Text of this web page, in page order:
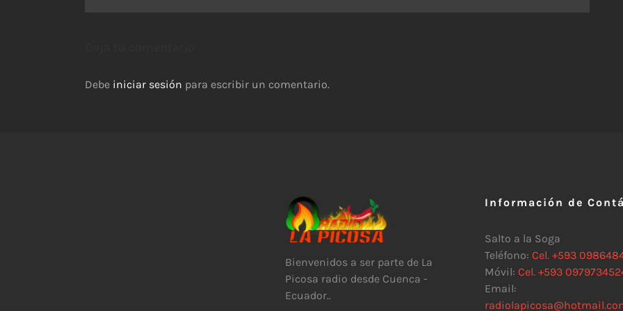
Debe iniciar sesión para escribir un comentario.
Bienvenidos a ser parte de La
Picosa radio desde Cuenca -
Ecuador..
Información de
Salto a la Soga
Teléfono: Cel. +593
Móvil: Cel. +593
Email: